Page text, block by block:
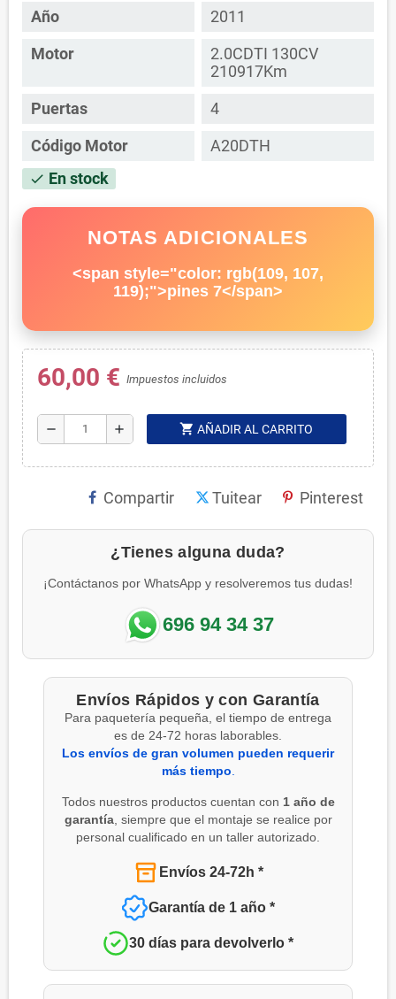
Año
2011
Motor
2.0CDTI 130CV
210917Km
Puertas
4
Código Motor
A20DTH
check En stock
NOTAS ADICIONALES
<span style="color: rgb(109, 107,
119);">pines 7</span>
60,00 € Impuestos incluidos
remove add shopping_cart AÑADIR AL CARRITO
Compartir Tuitear Pinterest
¿Tienes alguna duda?
¡Contáctanos por WhatsApp y resolveremos tus dudas!
696 94 34 37
Envíos Rápidos y con Garantía
Para paquetería pequeña, el tiempo de entrega
es de 24-72 horas laborables.
Los envíos de gran volumen pueden requerir
más tiempo
Todos nuestros productos cuentan con 1 año de
garantía, siempre que el montaje se realice por
personal cualificado en un taller autorizado.
Envíos 24-72h *
Garantía de 1 año *
30 días para devolverlo *